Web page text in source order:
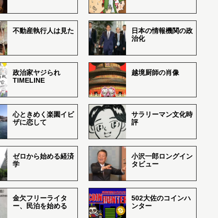
不動産執行人は見た
日本の情報機関の政
治化
政治家ヤジられ
TIMELINE
越境厨師の肖像
心ときめく楽園イビ
ザに恋して
サラリーマン文化時
評
ゼロから始める経済
学
小沢一郎ロングイン
タビュー
金欠フリーライタ
ー、民泊を始める
502大佐のコインハ
ンター